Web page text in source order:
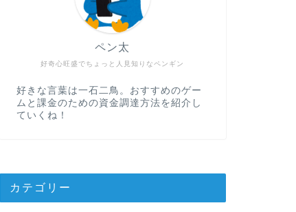
好奇心旺盛でちょっと人見知りなペンギン
ペン太
好きな言葉は一石二鳥。おすすめのゲー
ムと課金のための資金調達方法を紹介し
ていくね！
カテゴリー